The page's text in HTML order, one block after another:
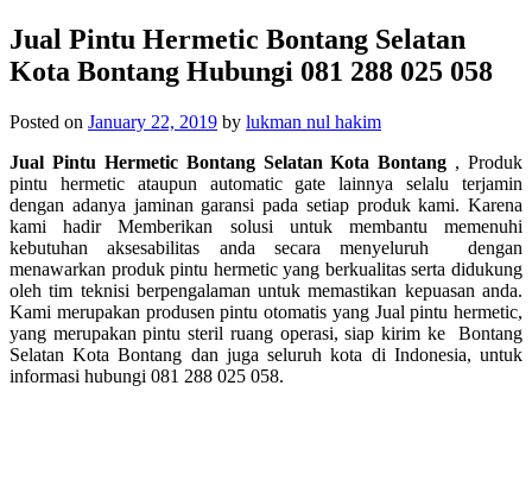
Jual Pintu Hermetic Bontang Selatan
Kota Bontang Hubungi 081 288 025 058
Posted on January 22, 2019 by lukman nul hakim
Jual Pintu Hermetic Bontang Selatan Kota Bontang , Produk
pintu hermetic ataupun automatic gate lainnya selalu terjamin
dengan adanya jaminan garansi pada setiap produk kami. Karena
kami hadir Memberikan solusi untuk membantu memenuhi
kebutuhan aksesabilitas anda secara menyeluruh dengan
menawarkan produk pintu hermetic yang berkualitas serta didukung
oleh tim teknisi berpengalaman untuk memastikan kepuasan anda.
Kami merupakan produsen pintu otomatis yang Jual pintu hermetic,
yang merupakan pintu steril ruang operasi, siap kirim ke
Bontang
Selatan Kota Bontang dan juga seluruh kota di Indonesia, untuk
informasi hubungi 081 288 025 058.